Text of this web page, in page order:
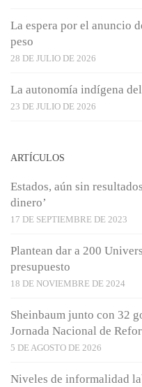
La espera por el anuncio
peso
28 DE JULIO DE 2026
La autonomía indígena
23 DE JULIO DE 2026
ARTÍCULOS
Estados, aún sin
dinero’
17 DE SEPTIEMBRE DE 2023
Plantean dar a 200
presupuesto
18 DE NOVIEMBRE DE 2024
Sheinbaum junto con 32
Jornada Nacional de
5 DE AGOSTO DE 2026
Niveles de informalidad